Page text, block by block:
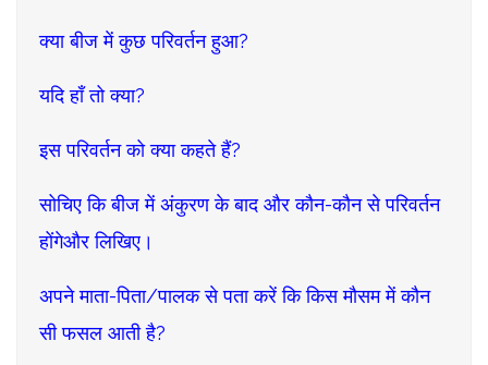
क्या बीज में कुछ परिवर्तन हुआ?
यदि हाँ तो क्या?
इस परिवर्तन को क्या कहते हैं?
सोचिए कि बीज में अंकुरण के बाद और कौन-कौन से परिवर्तन
होंगेऔर लिखिए।
अपने माता-पिता/पालक से पता करें कि किस मौसम में कौन
सी फसल आती है?